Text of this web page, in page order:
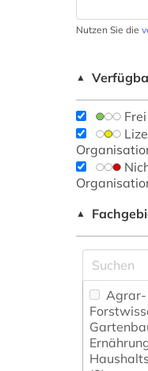
Nutzen Sie die
▲
▲
Agrar-